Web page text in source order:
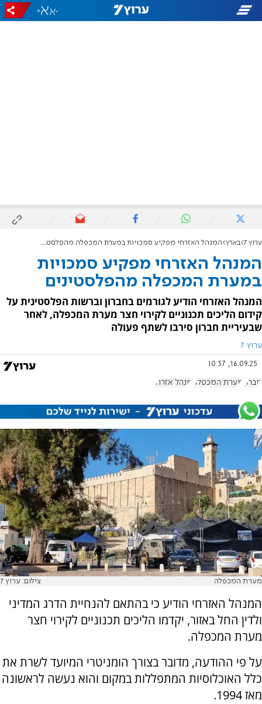
-
+
ערוץ 7 בארץ המנהל האזרחי מפקיע סמכויות במערת המכפלה מהפלסטינים
המנהל האזרחי מפקיע סמכויות
במערת המכפלה מהפלסטינים
המנהל האזרחי הודיע לגורמים בחברון וברשות הפלסטינית על
קידום הליכים תכנוניים לקירוי חצר מערת המכפלה, לאחר
שבעיריית חברון סירבו לשתף פעולה
ערוץ 7
16.09.25, 10:37
חברון מערת המכפלה מנהל אזרחי
מערת המכפלה צילום: ערוץ 7
המנהל האזרחי הודיע כי בהתאם להנחיית הדרג המדיני
ולדין החל באזור, יקדמו הליכים תכנוניים לקירוי חצר
מערת המכפלה.
על פי ההודעה, מדובר בצורך הומניטרי המיועד לשרת את
כלל האוכלוסיות המתפללות במקום והוא נעשה לראשונה
מאז 1994.